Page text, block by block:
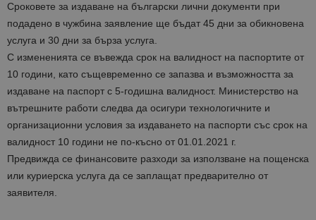
Сроковете за издаване на български лични документи при
подадено в чужбина заявление ще бъдат 45 дни за обикновена
услуга и 30 дни за бърза услуга.
С измененията се въвежда срок на валидност на паспортите от
10 години, като същевременно се запазва и възможността за
издаване на паспорт с 5-годишна валидност. Министерство на
вътрешните работи следва да осигури технологичните и
организационни условия за издаването на паспорти със срок на
валидност 10 години не по-късно от 01.01.2021 г.
Предвижда се финансовите разходи за използване на пощенска
или куриерска услуга да се заплащат предварително от
заявителя.